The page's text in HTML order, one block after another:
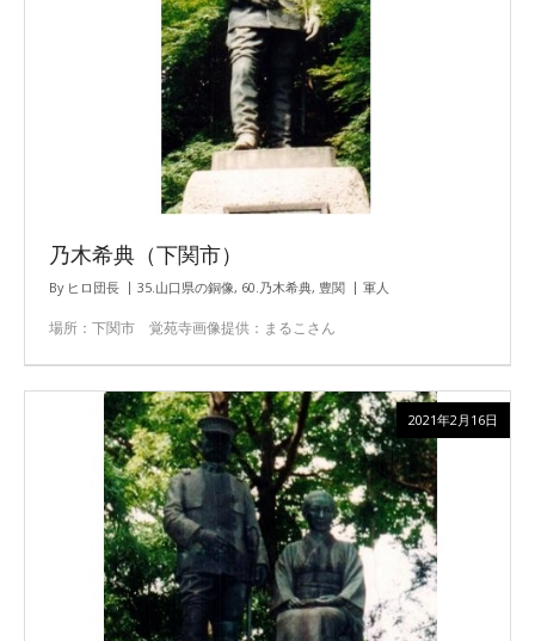
乃木希典（下関市）
By ヒロ団長 35.山口県の銅像, 60.乃木希典, 豊関 軍人
場所：下関市 覚苑寺画像提供：まるこさん
2021年2月16日